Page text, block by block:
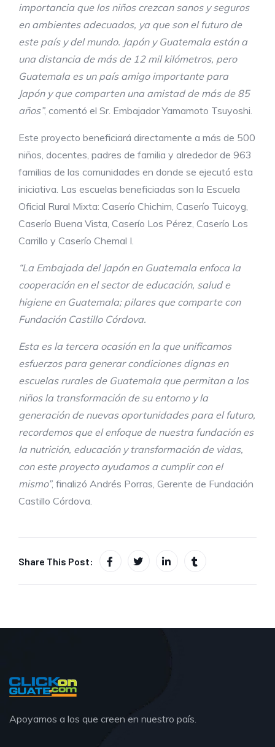
importancia que los niños crezcan sanos y seguros
en ambientes adecuados, ya que son el futuro de
este país y del mundo. Japón y Guatemala están a
una distancia de más de 12 mil kilómetros, pero
Guatemala es un país amigo importante para
Japón y que comparten una amistad de más de 85
años”, comentó el Sr. Embajador Yamamoto Tsuyoshi.
Este proyecto beneficiará directamente a más de 500
niños, docentes, padres de familia y alrededor de 963
familias de las comunidades en donde se ejecutó esta
iniciativa. Las escuelas beneficiadas son la Escuela
Oficial Rural Mixta: Caserío Chichim, Caserío Tuicoyg,
Caserío Buena Vista, Caserío Los Pérez, Caserío Los
Carrillo y Caserío Chemal I.
“La Embajada del Japón en Guatemala enfoca la
cooperación en el sector de educación, salud e
higiene en Guatemala; pilares que comparte con
Fundación Castillo Córdova.
Esta es la tercera ocasión en la que unificamos
esfuerzos para generar condiciones dignas en
escuelas rurales de Guatemala que permitan a los
niños la transformación de su entorno y la
generación de nuevas oportunidades para el futuro,
recordemos que el enfoque de nuestra fundación es
la nutrición, educación y transformación de vidas,
con este proyecto ayudamos a cumplir con el
mismo”, finalizó Andrés Porras, Gerente de Fundación
Castillo Córdova.
Share This Post:
Apoyamos a los que creen en nuestro país.